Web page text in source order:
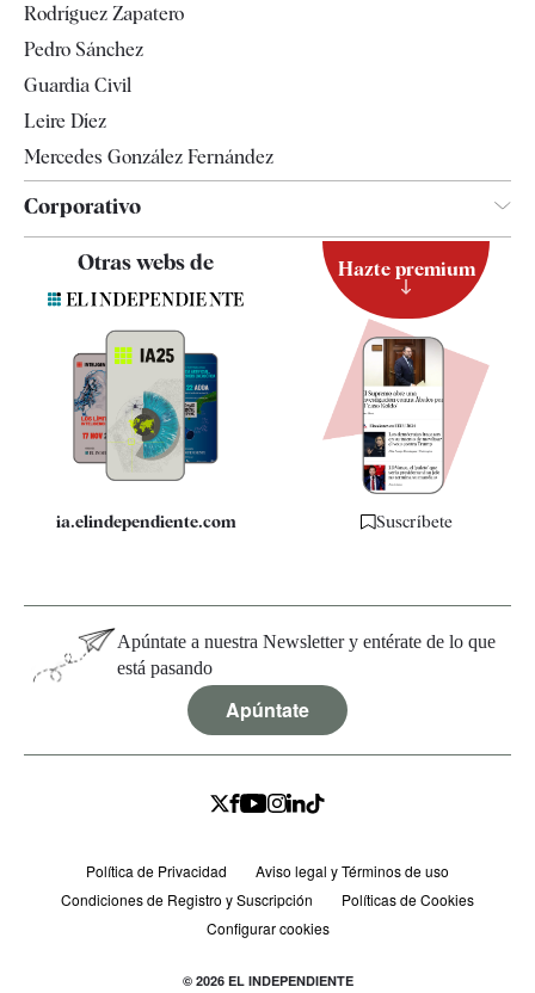
Televisión
Rodríguez Zapatero
Pedro Sánchez
Guardia Civil
Leire Díez
Mercedes González Fernández
Corporativo
Quiénes somos
Especificaciones
Otras webs de
ia.elindependiente.com
Hazte premium
Suscríbete
Apúntate a nuestra Newsletter y entérate de lo que
está pasando
Apúntate
Política de Privacidad
Aviso legal y Términos de uso
Condiciones de Registro y Suscripción
Políticas de Cookies
Configurar cookies
© 2026 EL INDEPENDIENTE